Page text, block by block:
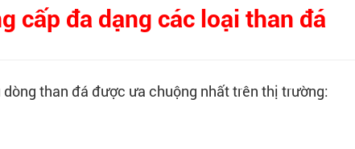
cấp đa dạng các loại than đá
dòng than đá được ưa chuộng nhất trên thị trường: